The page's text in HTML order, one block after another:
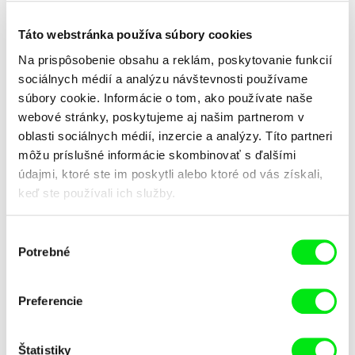
Táto webstránka používa súbory cookies
Na prispôsobenie obsahu a reklám, poskytovanie funkcií
sociálnych médií a analýzu návštevnosti používame
súbory cookie. Informácie o tom, ako používate naše
webové stránky, poskytujeme aj našim partnerom v
oblasti sociálnych médií, inzercie a analýzy. Títo partneri
môžu príslušné informácie skombinovať s ďalšími
údajmi, ktoré ste im poskytli alebo ktoré od vás získali,
keď ste používali ich služby.
súhlasu
Potrebné
Preferencie
Štatistiky
Peter Hošták
Zima a Tma
Viktor Kubal
Zem